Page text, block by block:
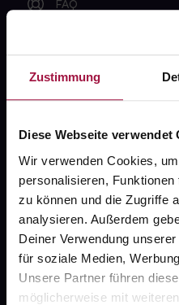
Zustimmung
Diese Webseite verwendet
Wir verwenden Cookies,
personalisieren,
zu können und die Zugriffe
analysieren. Außerdem
Deiner Verwendung
für soziale Medien,
Unsere Partner führen
möglicherweise mit
FAQ
Widerrufsformular
Über uns
Karriere
Newsletter
Barrierefreiheitserklärung
PAYBACK